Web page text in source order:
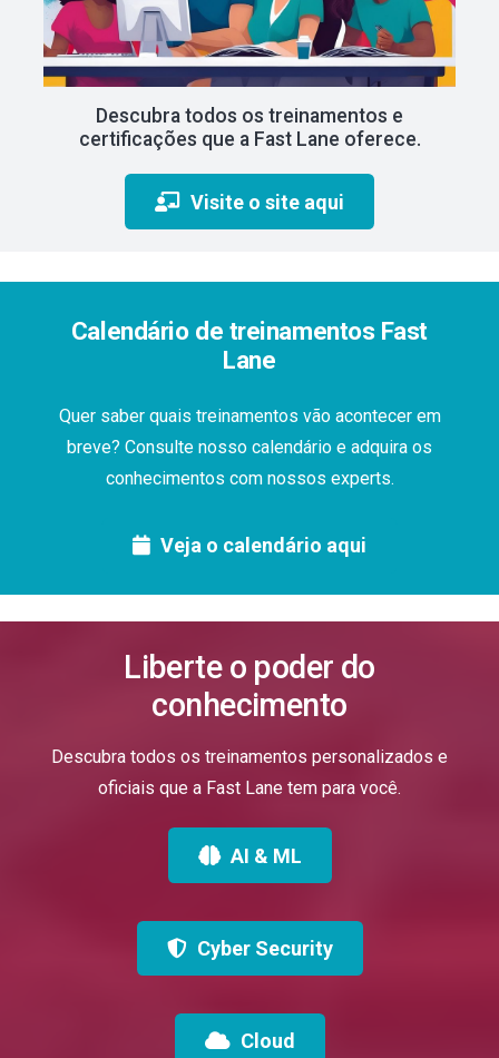
Descubra todos os treinamentos e
certificações que a Fast Lane oferece.
Visite o site aqui
Calendário de treinamentos Fast
Lane
Quer saber quais treinamentos vão acontecer em
breve? Consulte nosso calendário e adquira os
conhecimentos com nossos experts.
Veja o calendário aqui
Liberte o poder do
conhecimento
Descubra todos os treinamentos personalizados e
oficiais que a Fast Lane tem para você.
AI & ML
Cyber Security
Cloud